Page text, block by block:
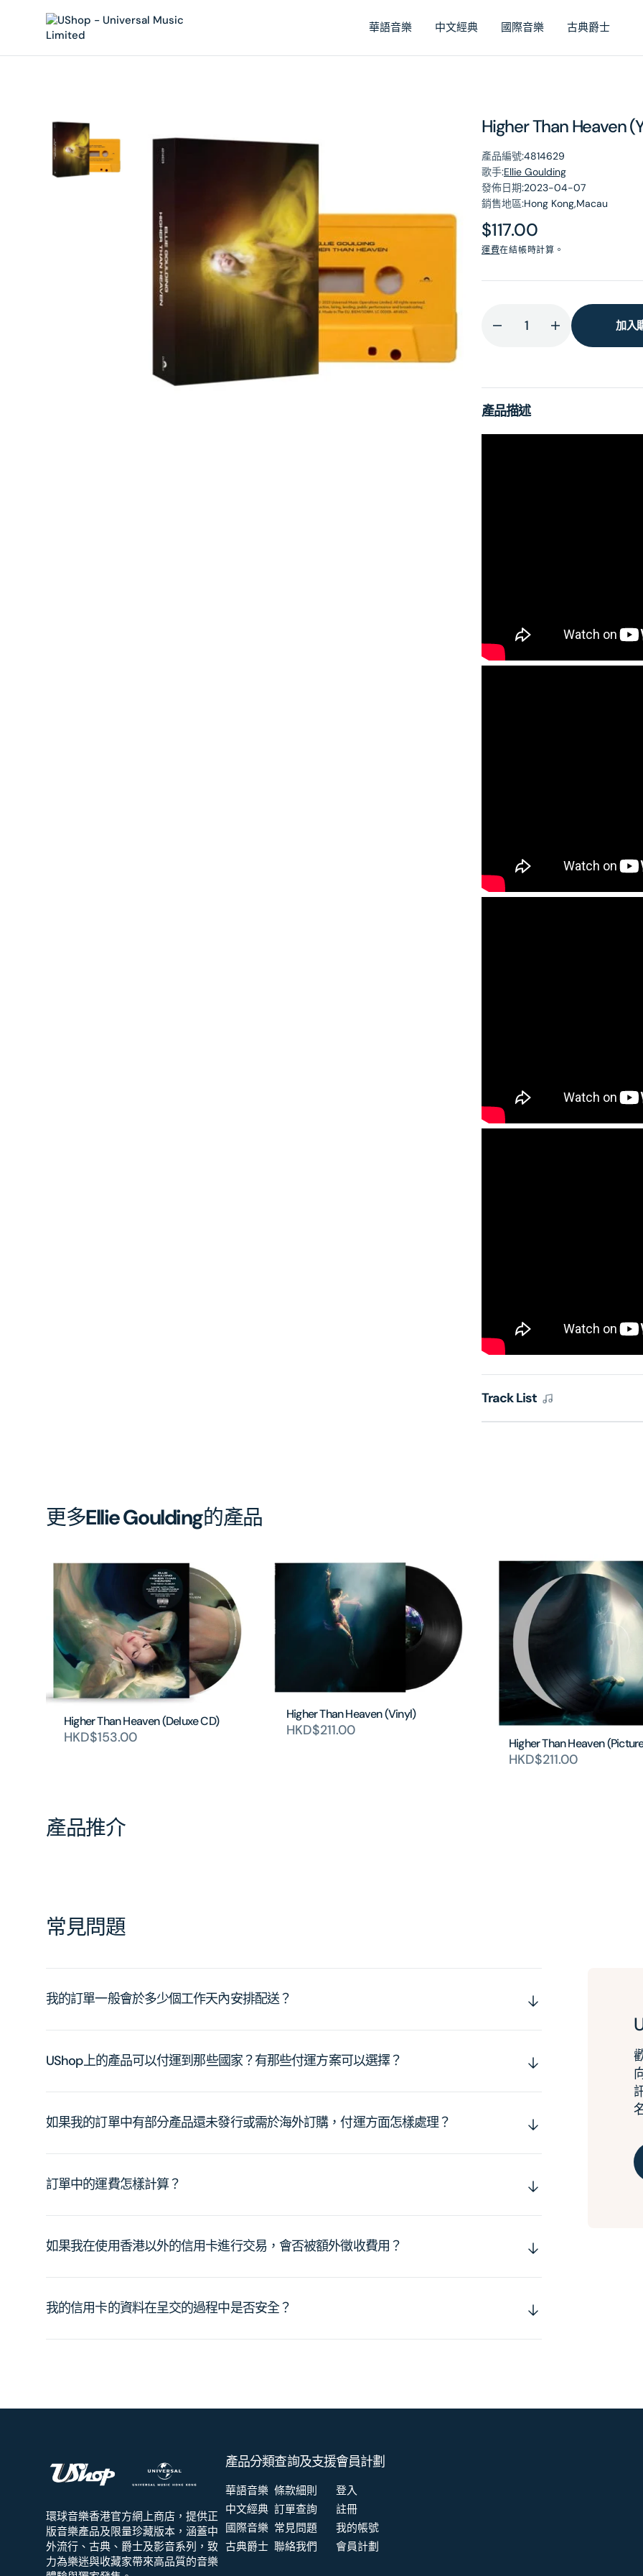
華語音樂 中文經典 國際音樂 古典爵士
Higher Than Heaven
產品編號:4814629
歌手:Ellie Goulding
發佈日期:2023-04-07
銷售地區:Hong Kong,Macau
原
價
$117.00
運費在結帳時計算。
Than
Heaven
增
Than
加入
產品描述
Track List
在
簿
啟
更多Ellie Goulding的產品
Higher Than Heaven (Deluxe CD)
HKD$153.00
Higher Than Heaven (Vinyl)
HKD$211.00
Higher Than Heaven
HKD$211.00
產品推介
常見問題
我的訂單一般會於多少個工作天內安排配送？
UShop上的產品可以付運到那些國家？有那些付運方案可以選擇？
如果我的訂單中有部分產品還未發行或需於海外訂購，付運方面怎樣處理？
訂單中的運費怎樣計算？
如果我在使用香港以外的信用卡進行交易，會否被額外徵收費用？
我的信用卡的資料在呈交的過程中是否安全？
環球音樂香港官方網上商店，提供正
版音樂產品及限量珍藏版本，涵蓋中
外流行、古典、爵士及影音系列，致
力為樂迷與收藏家帶來高品質的音樂
產品分類
華語音樂
中文經典
國際音樂
古典爵士
查詢及支援
條款細則
訂單查詢
常見問題
聯絡我們
會員計劃
登入
註冊
我的帳號
會員計劃